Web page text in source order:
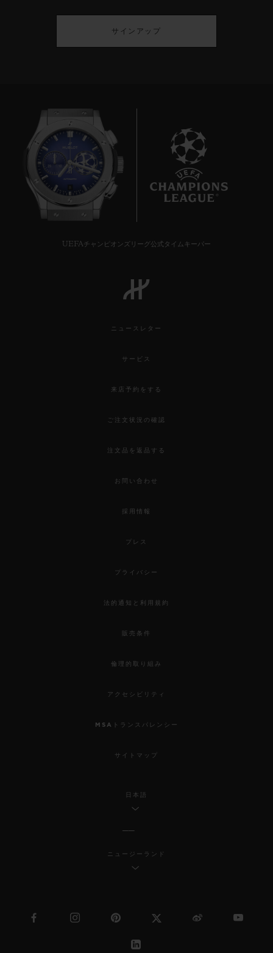
サインアップ
UEFAチャンピオンズリーグ公式タイムキーパー
ニュースレター
サービス
来店予約をする
ご注文状況の確認
注文品を返品する
お問い合わせ
採用情報
プレス
プライバシー
法的通知と利用規約
販売条件
倫理的取り組み
アクセシビリティ
MSAトランスパレンシー
サイトマップ
日本語
ニュージーランド